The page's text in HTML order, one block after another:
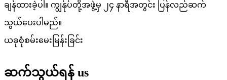
ချန်ထားခဲ့ပါ။ ကျွန်ုပ်တို့အဖွဲ့မှ ၂၄ နာရီအတွင်း ပြန်လည်ဆက်
သွယ်ပေးပါမည်။
ယခုစုံစမ်းမေးမြန်းခြင်း
ဆက်သွယ်ရန် us